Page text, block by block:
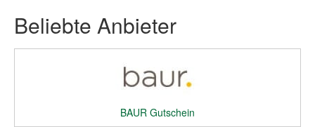
Beliebte Anbieter
BAUR Gutschein